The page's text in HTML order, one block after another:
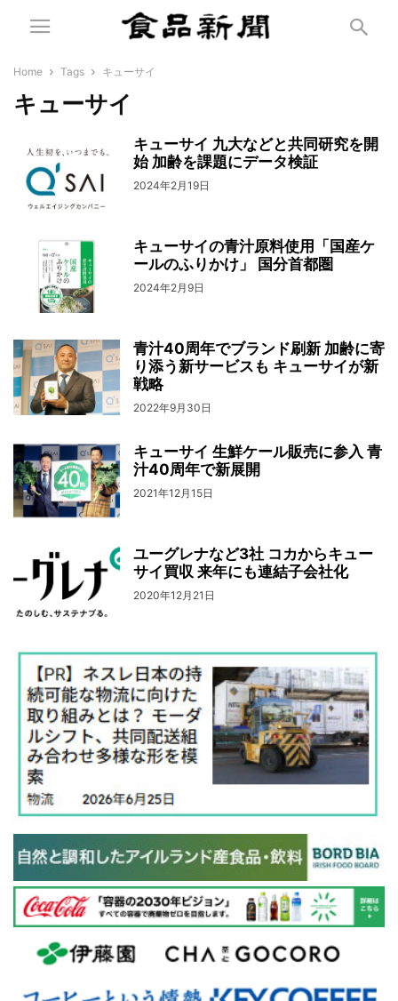
Home Tags キューサイ
キューサイ
キューサイ 九大などと共同研究を開
始 加齢を課題にデータ検証
2024年2月19日
キューサイの青汁原料使用「国産ケ
ールのふりかけ」 国分首都圏
2024年2月9日
青汁40周年でブランド刷新 加齢に寄
り添う新サービスも キューサイが新
戦略
2022年9月30日
キューサイ 生鮮ケール販売に参入 青
汁40周年で新展開
2021年12月15日
ユーグレナなど3社 コカからキュー
サイ買収 来年にも連結子会社化
2020年12月21日